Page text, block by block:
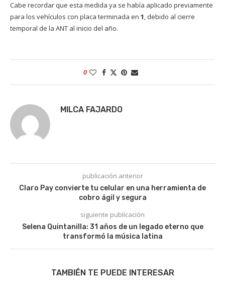
Cabe recordar que esta medida ya se había aplicado previamente
para los vehículos con placa terminada en 1, debido al cierre
temporal de la ANT al inicio del año.
0
MILCA FAJARDO
publicación anterior
Claro Pay convierte tu celular en una herramienta de
cobro ágil y segura
siguiente publicación
Selena Quintanilla: 31 años de un legado eterno que
transformó la música latina
TAMBIÉN TE PUEDE INTERESAR